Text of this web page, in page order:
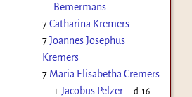
Bemermans
7Catharina Kremers
7Joannes Josephus
Kremers
7 Maria Elisabetha Cremers
+Jacobus Pelzer d:16